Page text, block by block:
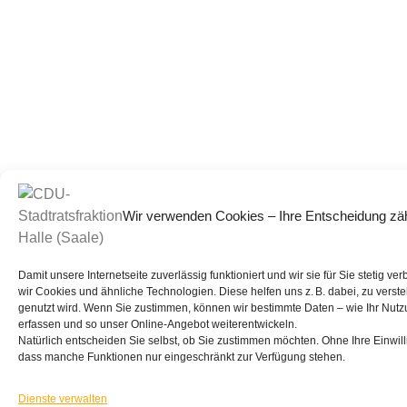
Wir verwenden Cookies – Ihre Entscheidung
Damit unsere Internetseite zuverlässig funktioniert und wir sie für Sie stetig
wir Cookies und ähnliche Technologien. Diese helfen uns z. B. dabei, zu
genutzt wird. Wenn Sie zustimmen, können wir bestimmte Daten – wie Ihr
erfassen und so unser Online-Angebot weiterentwickeln.
Natürlich entscheiden Sie selbst, ob Sie zustimmen möchten. Ohne Ihre
dass manche Funktionen nur eingeschränkt zur Verfügung stehen.
Dienste verwalten